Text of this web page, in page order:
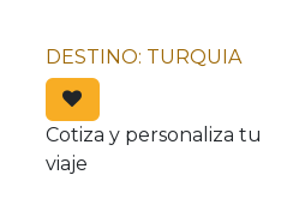
DESTINO: TURQUIA
Cotiza y personaliza tu
viaje